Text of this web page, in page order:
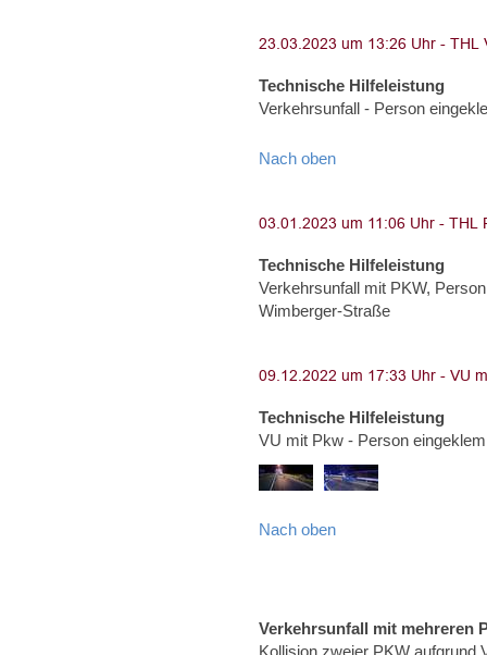
Technische Hilfeleistung
Verkehrsunfall - Person
Nach oben
Technische Hilfeleistung
Verkehrsunfall mit PKW,
Wimberger-Straße
Technische Hilfeleistung
VU mit Pkw - Person
Nach oben
Verkehrsunfall mit mehreren
Kollision zweier PKW aufgrund